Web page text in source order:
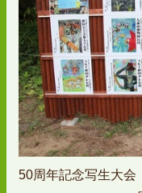
50周年記念写生大会